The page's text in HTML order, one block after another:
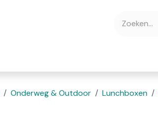
Onderweg & Outdoor Lunchboxen